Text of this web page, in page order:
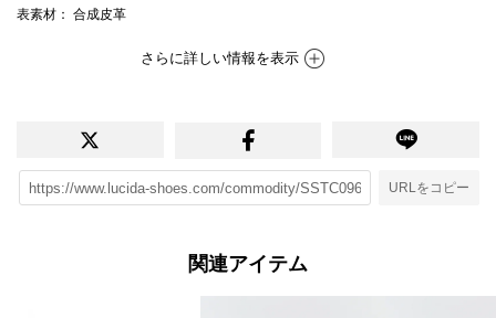
表素材 ： 合成皮革
さらに詳しい情報を表示
URLをコピー
関連アイテム